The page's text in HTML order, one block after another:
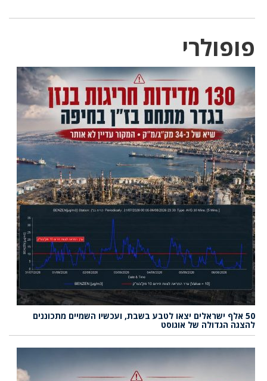
פופולרי
50 אלף ישראלים יצאו לטבע בשבת, ועכשיו השמיים מתכוננים
להצגה הגדולה של אוגוסט